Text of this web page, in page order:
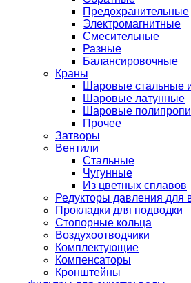
Предохранительные
Электромагнитные
Смесительные
Разные
Балансировочные
Краны
Шаровые стальные
Шаровые латунные
Шаровые
Прочее
Затворы
Вентили
Стальные
Чугунные
Из цветных сплавов
Редукторы давления для
Прокладки для подводки
Стопорные кольца
Воздухоотводчики
Комплектующие
Компенсаторы
Кронштейны